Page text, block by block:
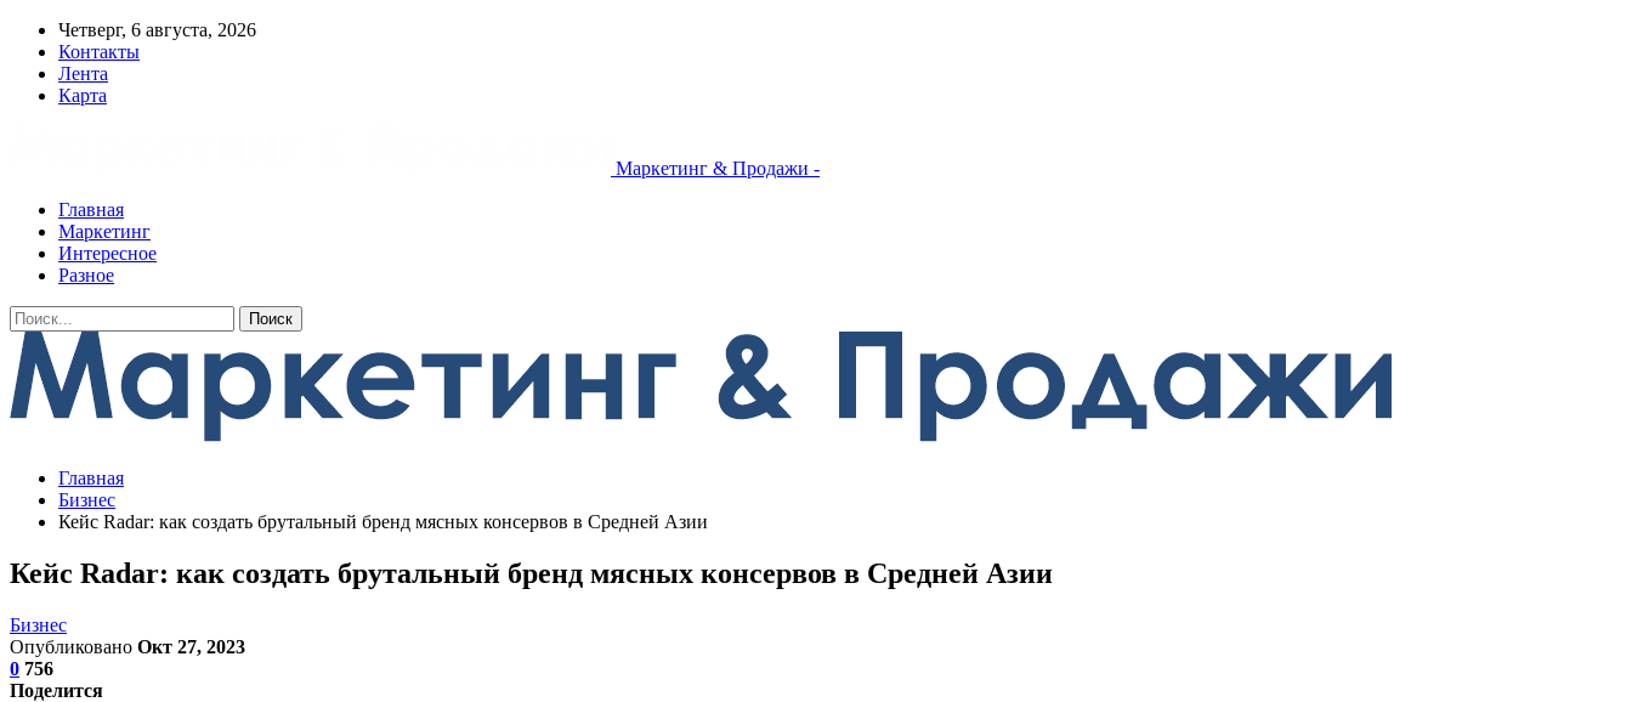
Четверг, 6 августа, 2026
Контакты
Лента
Карта
Маркетинг & Продажи -
Главная
Маркетинг
Интересное
Разное
Главная
Бизнес
Кейс Radar: как создать брутальный бренд мясных консервов в Средней Азии
Кейс Radar: как создать брутальный бренд мясных консервов в Средней Азии
Бизнес
Опубликовано Окт 27, 2023
0 756
Поделится